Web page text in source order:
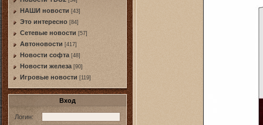
НАШИ новости [43]
Это интересно [84]
Сетевые новости [57]
Автоновости [417]
Новости софта [48]
Новоcти железа [90]
Игровые новости [119]
Вход
Логин: